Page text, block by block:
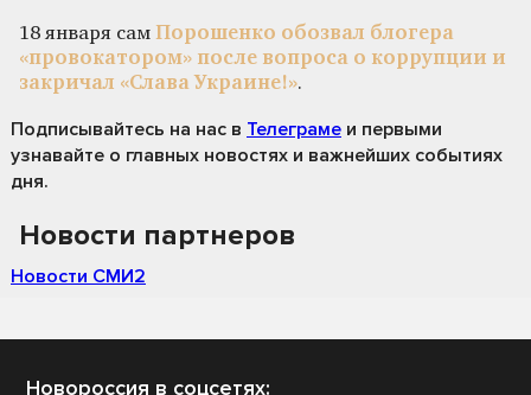
18 января сам Порошенко обозвал блогера
«провокатором» после вопроса о коррупции и
закричал «Слава Украине!».
Подписывайтесь на нас в Телеграме и первыми
узнавайте о главных новостях и важнейших событиях
дня.
Новости партнеров
Новости СМИ2
Новороссия в соцсетях: